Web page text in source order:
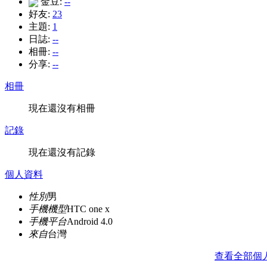
好友: 23
主題: 1
日誌: --
相冊: --
分享: --
相冊
現在還沒有相冊
記錄
現在還沒有記錄
個人資料
性別男
手機機型HTC one x
手機平台Android 4.0
來自台灣
查看全部個